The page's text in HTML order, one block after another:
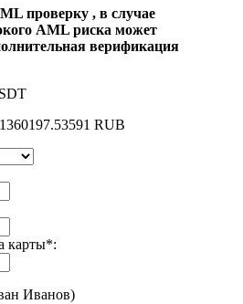
проверку , в случае
AML риска может
верификация
RUB
карты*:
Иванов)